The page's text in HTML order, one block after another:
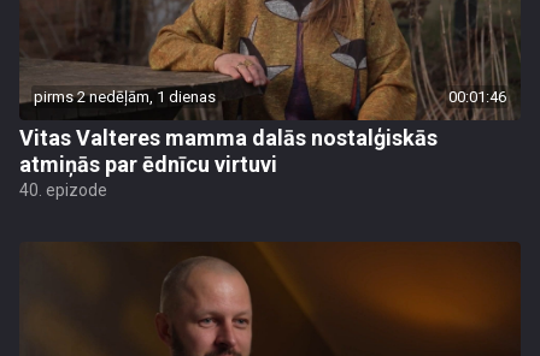
pirms 2 nedēļām, 1 dienas 00:01:46
Vitas Valteres mamma dalās nostalģiskās
atmiņās par ēdnīcu virtuvi
40. epizode